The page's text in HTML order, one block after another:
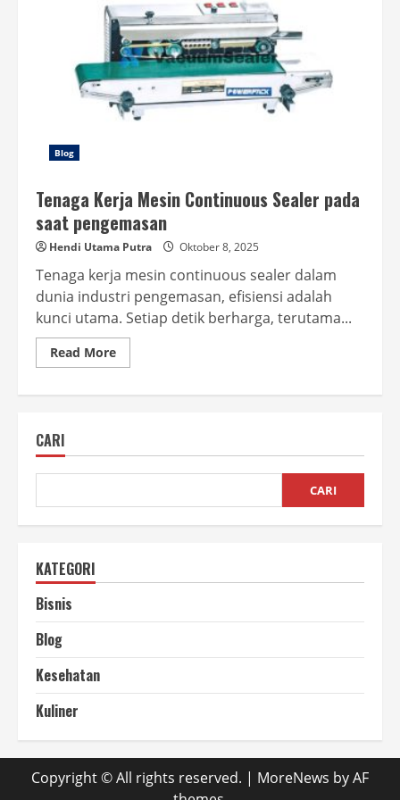
Blog
Tenaga Kerja Mesin Continuous Sealer pada
saat pengemasan
Hendi Utama Putra Oktober 8, 2025
Tenaga kerja mesin continuous sealer dalam
dunia industri pengemasan, efisiensi adalah
kunci utama. Setiap detik berharga, terutama...
Read MoreRead
more
pada
pengemasan
CARI
CARI
KATEGORI
Bisnis
Blog
Kesehatan
Kuliner
Copyright © All rights reserved. | MoreNews by AF